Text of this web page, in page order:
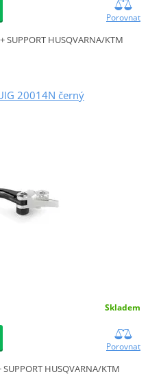
Porovnat
SUPPORT HUSQVARNA/KTM
20014N černý
Skladem
Porovnat
SUPPORT HUSQVARNA/KTM